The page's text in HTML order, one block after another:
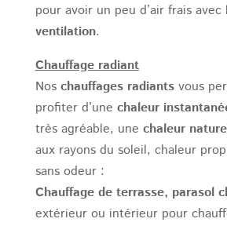
pour avoir un peu d’air frais
ventilation.
Chauffage radiant
Nos chauffages radiantsvous
profiter d’une chaleur
très agréable, une chaleur
aux rayons du soleil, chaleur
sans odeur :
Chauffage de terrasse, parasol
extérieur ou intérieur pour